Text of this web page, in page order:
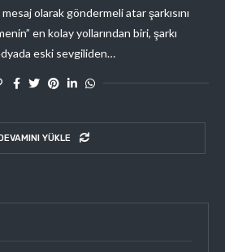
olarak göndermeli atar şarkısını
en kolay yollarından biri, şarkı
eski sevgiliden…
YÜKLE